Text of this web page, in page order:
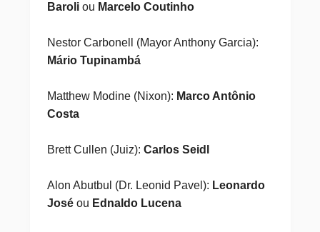
Baroliou Marcelo Coutinho
Nestor Carbonell (Mayor Anthony Garcia):
Mário Tupinambá
Matthew Modine (Nixon): Marco Antônio
Costa
Brett Cullen (Juiz): Carlos Seidl
Alon Abutbul (Dr. Leonid Pavel): Leonardo
Joséou Ednaldo Lucena